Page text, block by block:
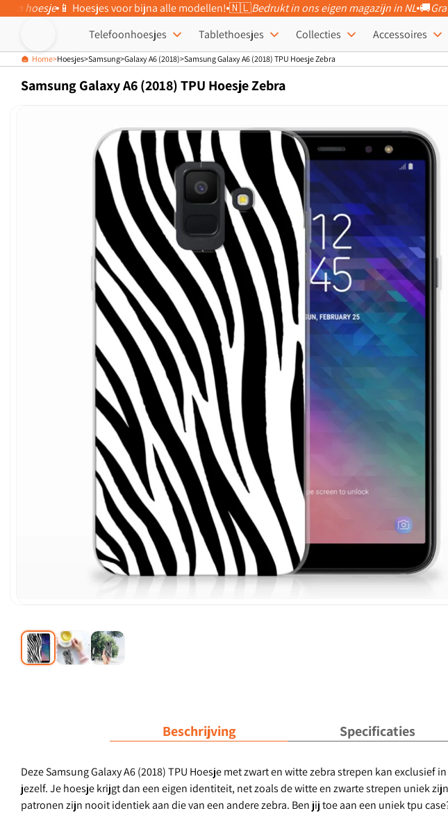
Meteen naar
🚚
hoesje📱 Hoesjes voor bijna alle modellen! 🇳🇱Bedrukt in ons eigen magazijn in NL
Telefoonhoesjes
Tablethoesjes Collecties Accessoires
Home Hoesjes Samsung Galaxy A6 (2018) Samsung Galaxy A6 (2018) TPU Hoesje Zebra
Samsung Galaxy A6 (2018) TPU Hoesje Zebra
Beschrijving Specificaties
Deze Samsung Galaxy A6 (2018) TPU Hoesje met zwart en witte zebra strepen kan
jezelf. Je hoesje krijgt dan een eigen identiteit, net zoals de witte en zwarte strepen uniek
patronen zijn nooit identiek aan die van een andere zebra. Ben jij toe aan een uniek tpu